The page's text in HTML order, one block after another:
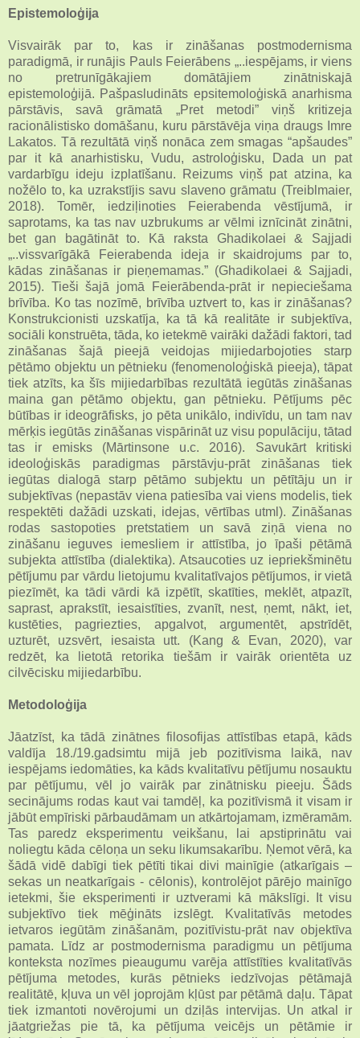
Epistemoloģija
Visvairāk par to, kas ir zināšanas postmodernisma
paradigmā, ir runājis Pauls Feierābens „..iespējams, ir viens
no pretrunīgākajiem domātājiem zinātniskajā
epistemoloģijā. Pašpasludināts epsitemoloģiskā anarhisma
pārstāvis, savā grāmatā „Pret metodi” viņš kritizeja
racionālistisko domāšanu, kuru pārstāvēja viņa draugs Imre
Lakatos. Tā rezultātā viņš nonāca zem smagas “apšaudes”
par it kā anarhistisku, Vudu, astroloģisku, Dada un pat
vardarbīgu ideju izplatīšanu. Reizums viņš pat atzina, ka
nožēlo to, ka uzrakstījis savu slaveno grāmatu (Treiblmaier,
2018). Tomēr, iedziļinoties Feierabenda vēstījumā, ir
saprotams, ka tas nav uzbrukums ar vēlmi iznīcināt zinātni,
bet gan bagātināt to. Kā raksta Ghadikolaei & Sajjadi
„..vissvarīgākā Feierabenda ideja ir skaidrojums par to,
kādas zināšanas ir pieņemamas.” (Ghadikolaei & Sajjadi,
2015). Tieši šajā jomā Feierābenda-prāt ir nepieciešama
brīvība. Ko tas nozīmē, brīvība uztvert to, kas ir zināšanas?
Konstrukcionisti uzskatīja, ka tā kā realitāte ir subjektīva,
sociāli konstruēta, tāda, ko ietekmē vairāki dažādi faktori, tad
zināšanas šajā pieejā veidojas mijiedarbojoties starp
pētāmo objektu un pētnieku (fenomenoloģiskā pieeja), tāpat
tiek atzīts, ka šīs mijiedarbības rezultātā iegūtās zināšanas
maina gan pētāmo objektu, gan pētnieku. Pētījums pēc
būtības ir ideogrāfisks, jo pēta unikālo, indivīdu, un tam nav
mērķis iegūtās zināšanas vispārināt uz visu populāciju, tātad
tas ir emisks (Mārtinsone u.c. 2016). Savukārt kritiski
ideoloģiskās paradigmas pārstāvju-prāt zināšanas tiek
iegūtas dialogā starp pētāmo subjektu un pētītāju un ir
subjektīvas (nepastāv viena patiesība vai viens modelis, tiek
respektēti dažādi uzskati, idejas, vērtības utml). Zināšanas
rodas sastopoties pretstatiem un savā ziņā viena no
zināšanu ieguves iemesliem ir attīstība, jo īpaši pētāmā
subjekta attīstība (dialektika). Atsaucoties uz iepriekšminētu
pētījumu par vārdu lietojumu kvalitatīvajos pētījumos, ir vietā
piezīmēt, ka tādi vārdi kā izpētīt, skatīties, meklēt, atpazīt,
saprast, aprakstīt, iesaistīties, zvanīt, nest, ņemt, nākt, iet,
kustēties, pagriezties, apgalvot, argumentēt, apstrīdēt,
uzturēt, uzsvērt, iesaista utt. (Kang & Evan, 2020), var
redzēt, ka lietotā retorika tiešām ir vairāk orientēta uz
cilvēcisku mijiedarbību.
Metodoloģija
Jāatzīst, ka tādā zinātnes filosofijas attīstības etapā, kāds
valdīja 18./19.gadsimtu mijā jeb pozitīvisma laikā, nav
iespējams iedomāties, ka kāds kvalitatīvu pētījumu nosauktu
par pētījumu, vēl jo vairāk par zinātnisku pieeju. Šāds
secinājums rodas kaut vai tamdēļ, ka pozitīvismā it visam ir
jābūt empīriski pārbaudāmam un atkārtojamam, izmēramām.
Tas paredz eksperimentu veikšanu, lai apstiprinātu vai
noliegtu kāda cēloņa un seku likumsakarību. Ņemot vērā, ka
šādā vidē dabīgi tiek pētīti tikai divi mainīgie (atkarīgais –
sekas un neatkarīgais - cēlonis), kontrolējot pārējo mainīgo
ietekmi, šie eksperimenti ir uztverami kā mākslīgi. It visu
subjektīvo tiek mēģināts izslēgt. Kvalitatīvās metodes
ietvaros iegūtām zināšanām, pozitīvistu-prāt nav objektīva
pamata. Līdz ar postmodernisma paradigmu un pētījuma
konteksta nozīmes pieaugumu varēja attīstīties kvalitatīvās
pētījuma metodes, kurās pētnieks iedzīvojas pētāmajā
realitātē, kļuva un vēl joprojām kļūst par pētāmā daļu. Tāpat
tiek izmantoti novērojumi un dziļās intervijas. Un atkal ir
jāatgriežas pie tā, ka pētījuma veicējs un pētāmie ir